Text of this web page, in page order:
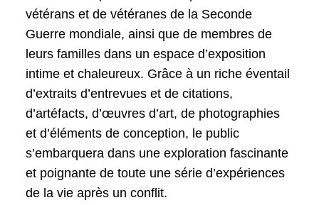
vétérans et de vétéranes de la Seconde
Guerre mondiale, ainsi que de membres de
leurs familles dans un espace d’exposition
intime et chaleureux. Grâce à un riche éventail
d’extraits d’entrevues et de citations,
d’artéfacts, d’œuvres d’art, de photographies
et d’éléments de conception, le public
s’embarquera dans une exploration fascinante
et poignante de toute une série d’expériences
de la vie après un conflit.